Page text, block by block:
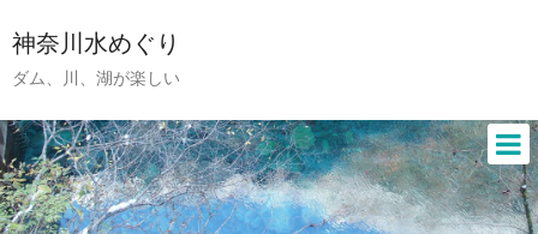
神奈川水めぐり
ダム、川、湖が楽しい